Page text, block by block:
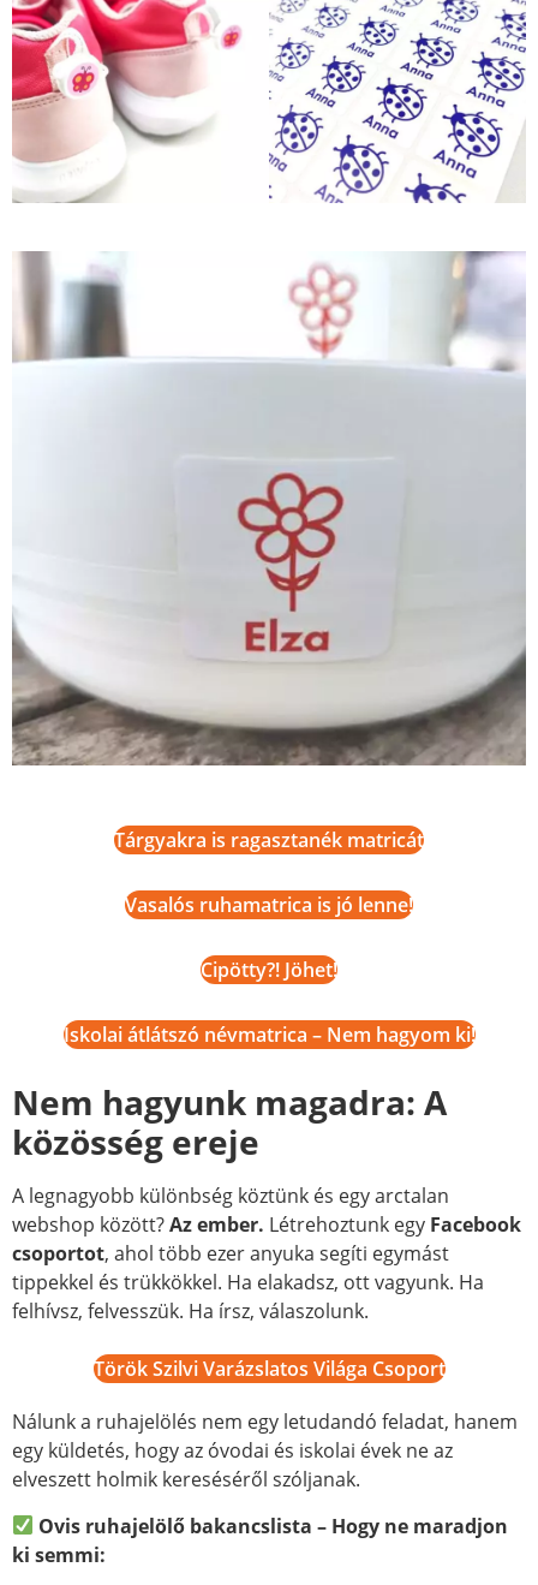
Tárgyakra is ragasztanék matricát
Vasalós ruhamatrica is jó lenne!
Cipötty?! Jöhet!
Iskolai átlátszó névmatrica – Nem hagyom ki!
Nem hagyunk magadra: A
közösség ereje
A legnagyobb különbség köztünk és egy arctalan
webshop között?Az ember. Létrehoztunk egy Facebook
csoportot, ahol több ezer anyuka segíti egymást
tippekkel és trükkökkel. Ha elakadsz, ott vagyunk. Ha
felhívsz, felvesszük. Ha írsz, válaszolunk.
Török Szilvi Varázslatos Világa Csoport
Nálunk a ruhajelölés nem egy letudandó feladat, hanem
egy küldetés, hogy az óvodai és iskolai évek ne az
elveszett holmik kereséséről szóljanak.
Ovis ruhajelölő bakancslista – Hogy ne maradjon
ki semmi: